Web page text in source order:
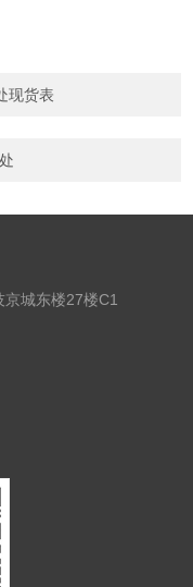
现货表
城东楼27楼C1